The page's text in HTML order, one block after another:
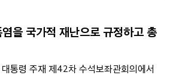
는 회의를 주재했다.이 대통령은 이 날
을 국가적 재난으로 규정하고 총
통령 주재 제42차 수석보좌관회의에서